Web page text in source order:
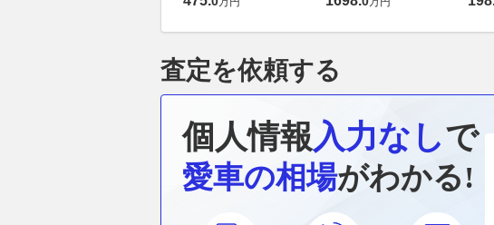
査定を依頼する
個人情報入力なしで
愛車の相場がわかる!